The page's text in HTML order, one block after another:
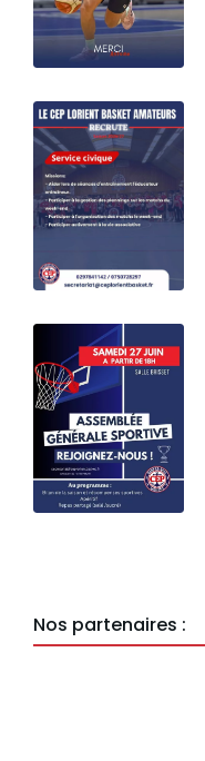
Nos partenaires :